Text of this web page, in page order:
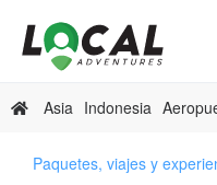
Asia Indonesia
Paquetes, viajes y